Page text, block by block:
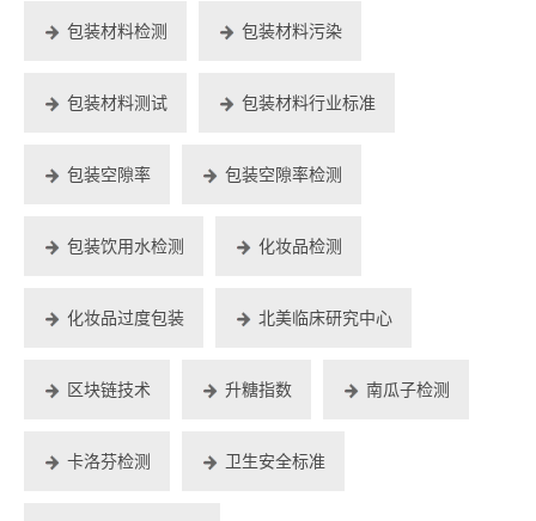
包装材料检测 包装材料污染
包装材料测试 包装材料行业标准
包装空隙率 包装空隙率检测
包装饮用水检测 化妆品检测
化妆品过度包装 北美临床研究中心
区块链技术 升糖指数 南瓜子检测
卡洛芬检测 卫生安全标准